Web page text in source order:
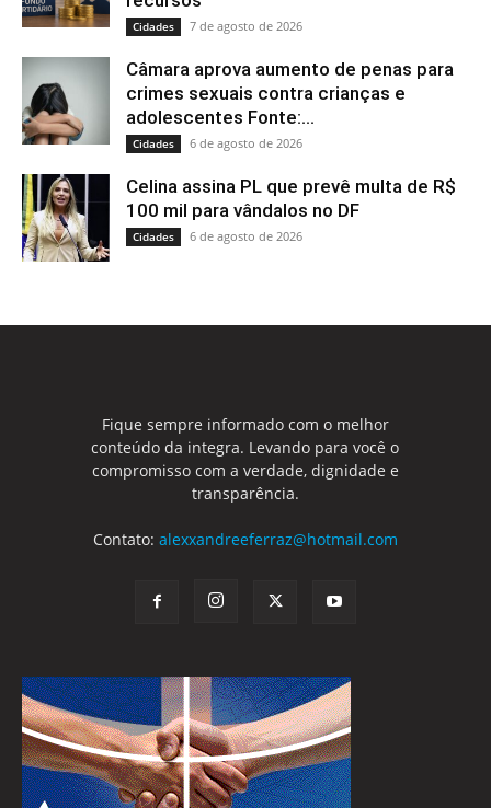
Cidades 7 de agosto de 2026
Câmara aprova aumento de penas para
crimes sexuais contra crianças e
adolescentes Fonte:...
Cidades 6 de agosto de 2026
Celina assina PL que prevê multa de R$
100 mil para vândalos no DF
Cidades 6 de agosto de 2026
Fique sempre informado com o melhor
conteúdo da integra. Levando para você o
compromisso com a verdade, dignidade e
transparência.
Contato: alexxandreeferraz@hotmail.com